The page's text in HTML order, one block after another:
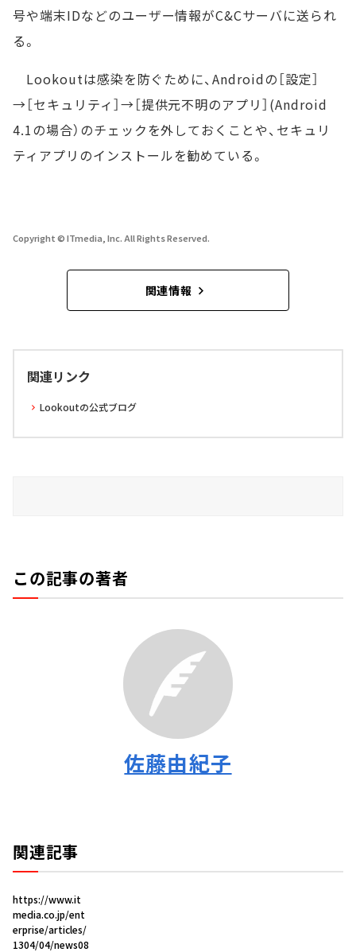
号や端末IDなどのユーザー情報がC&Cサーバに送られ
る。
Lookoutは感染を防ぐために、Androidの［設定］
→［セキュリティ］→［提供元不明のアプリ］(Android
4.1の場合）のチェックを外しておくことや、セキュリ
ティアプリのインストールを勧めている。
Copyright © ITmedia, Inc. All Rights Reserved.
関連情報
関連リンク
Lookoutの公式ブログ
この記事の著者
佐藤由紀子
関連記事
https://www.it
media.co.jp/ent
erprise/articles/
1304/04/news08